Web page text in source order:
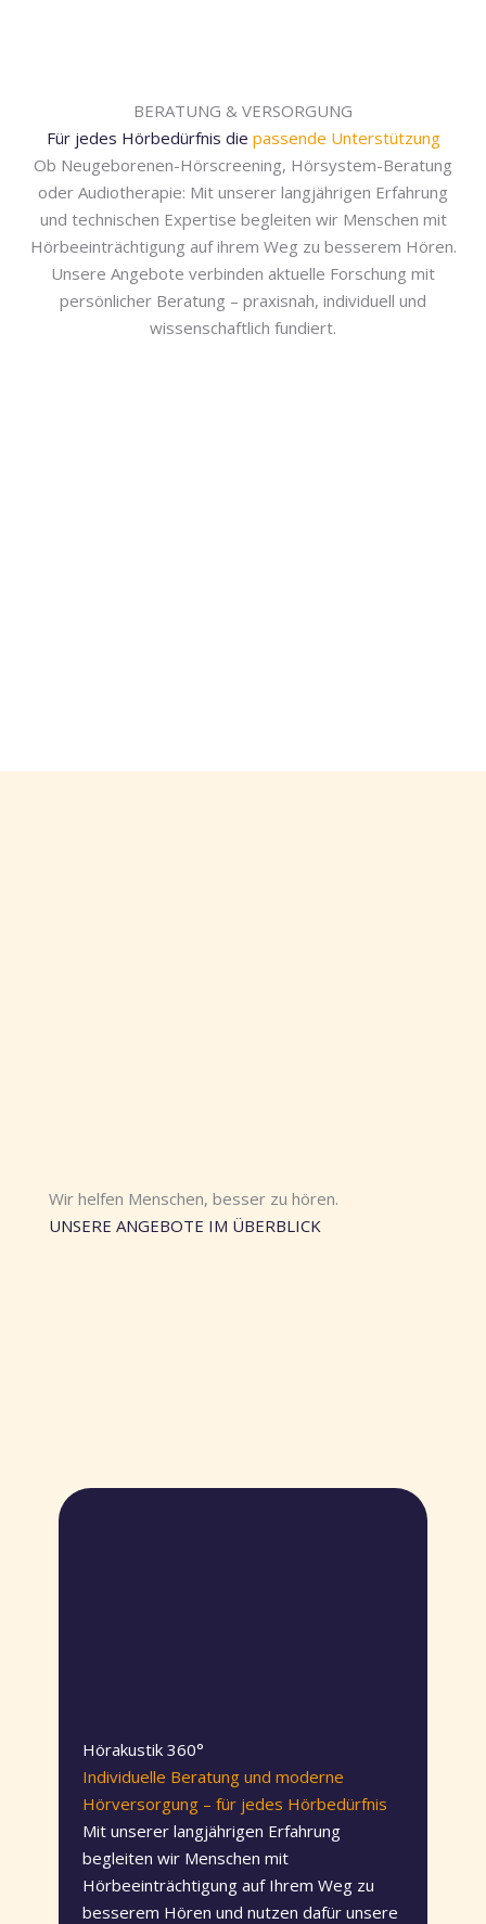
BERATUNG & VERSORGUNG
Für jedes Hörbedürfnis die passende Unterstützung
Ob Neugeborenen-Hörscreening, Hörsystem-Beratung
oder Audiotherapie: Mit unserer langjährigen Erfahrung
und technischen Expertise begleiten wir Menschen mit
Hörbeeinträchtigung auf ihrem Weg zu besserem Hören.
Unsere Angebote verbinden aktuelle Forschung mit
persönlicher Beratung – praxisnah, individuell und
wissenschaftlich fundiert.
Wir helfen Menschen, besser zu hören.
UNSERE ANGEBOTE IM ÜBERBLICK
Hörakustik 360°
Individuelle Beratung und moderne
Hörversorgung – für jedes Hörbedürfnis
Mit unserer langjährigen Erfahrung
begleiten wir Menschen mit
Hörbeeinträchtigung auf Ihrem Weg zu
besserem Hören und nutzen dafür unsere